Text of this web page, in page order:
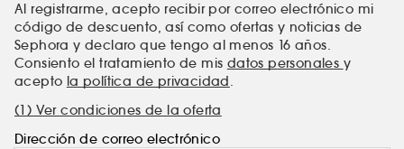
Al registrarme, acepto recibir por correo electrónico mi
código de descuento, así como ofertas y noticias de
Sephora y declaro que tengo al menos 16 años.
Consiento el tratamiento de mis datos personales y
acepto la política de privacidad.
(1) Ver condiciones de la oferta
Dirección de correo electrónico